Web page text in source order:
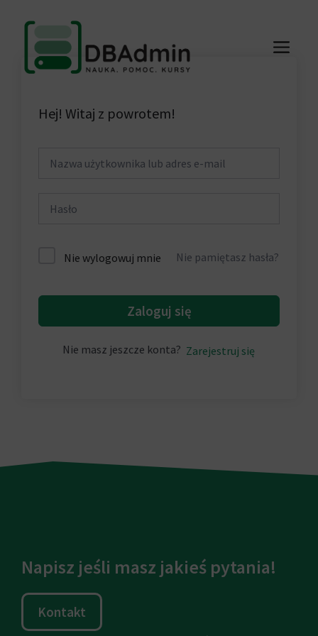
Hej! Witaj z powrotem!
Nie wylogowuj mnie Nie pamiętasz hasła?
Zaloguj się
Nie masz jeszcze konta? Zarejestruj się
Napisz jeśli masz jakieś pytania!
Kontakt